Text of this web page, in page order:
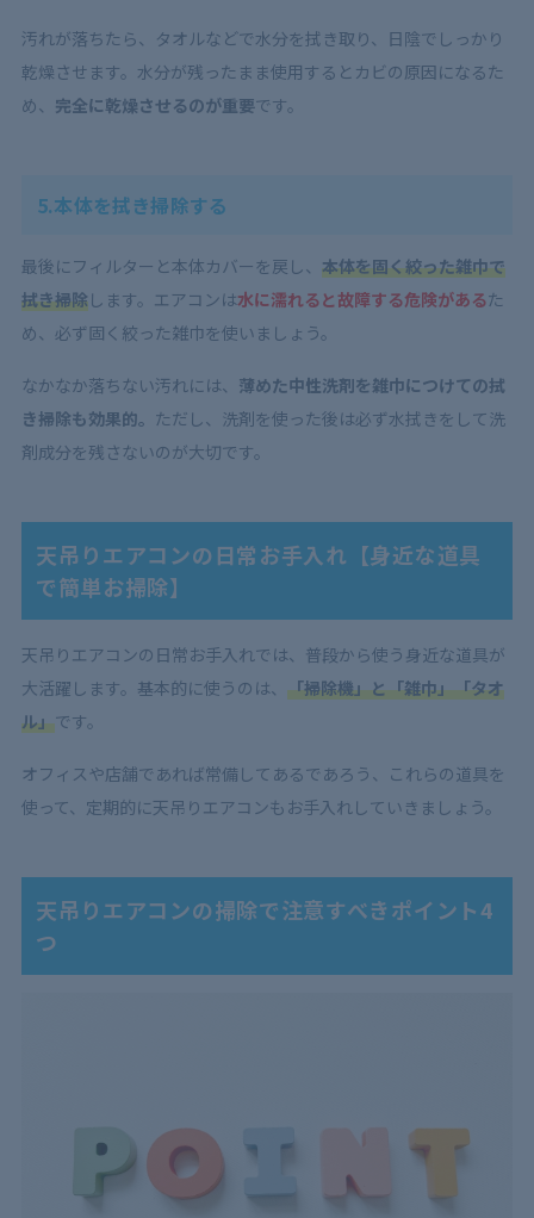
汚れが落ちたら、タオルなどで水分を拭き取り、日陰でしっかり
乾燥させます。水分が残ったまま使用するとカビの原因になるた
め、 完全に乾燥させるのが重要です。
5.本体を拭き掃除する
最後にフィルターと本体カバーを戻し、 本体を固く絞った雑巾で
拭き掃除します。エアコンは水に濡れると故障する危険があるた
め、必ず固く絞った雑巾を使いましょう。
なかなか落ちない汚れには、 薄めた中性洗剤を雑巾につけての拭
き掃除も効果的。 ただし、洗剤を使った後は必ず水拭きをして洗
剤成分を残さないのが大切です。
天吊りエアコンの日常お手入れ【身近な道具
で簡単お掃除】
天吊りエアコンの日常お手入れでは、普段から使う身近な道具が
大活躍します。基本的に使うのは、 「掃除機」と「雑巾」「タオ
ル」です。
オフィスや店舗であれば常備してあるであろう、これらの道具を
使って、定期的に天吊りエアコンもお手入れしていきましょう。
天吊りエアコンの掃除で注意すべきポイント4
つ